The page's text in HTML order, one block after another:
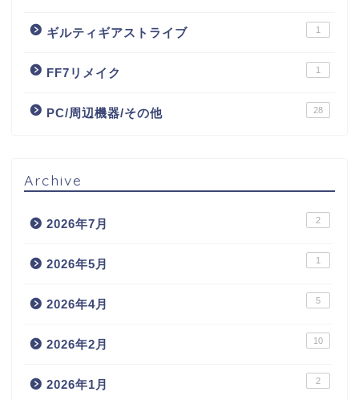
ギルティギアストライブ 1
FF7リメイク 1
PC/周辺機器/その他 28
Archive
2026年7月 2
2026年5月 1
2026年4月 5
2026年2月 10
2026年1月 2